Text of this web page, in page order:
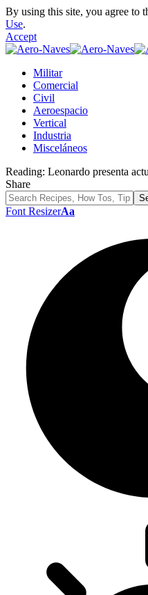
By using this site, you agree to
Use.
Accept
Militar
Comercial
Civil
Aeroespacio
Vertical
Industria
Misceláneos
Reading: Leonardo presenta
Share
Font ResizerAa